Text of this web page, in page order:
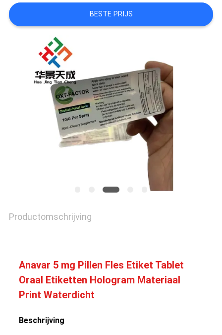
PRIVACY
POLICY
BESTE PRIJS
Productomschrijving
Anavar 5 mg Pillen Fles Etiket Tablet
Oraal Etiketten Hologram Materiaal
Print Waterdicht
Beschrijving